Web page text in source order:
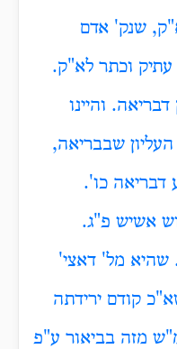
שנק' אדם
וכתר לא"ק.
והיינו
שבבריאה,
דבריאה כו'.
אשיש פ"ג.
שהיא מל' דאצי'
קודם ירידתה
מזה בביאור ע"פ